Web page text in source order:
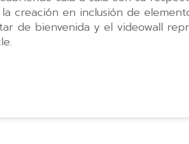
creación en inclusión de
de bienvenida y el videowall